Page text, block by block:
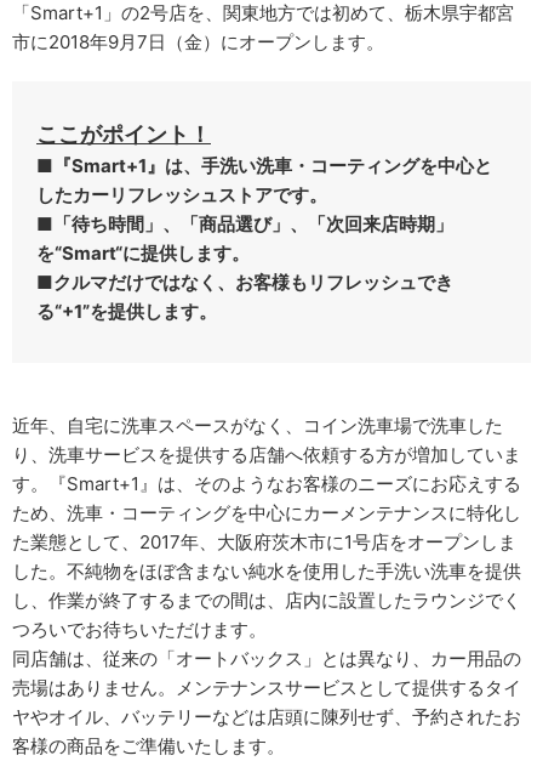
「Smart+1」の2号店を、関東地方では初めて、栃木県宇都宮
市に2018年9月7日（金）にオープンします。
ここがポイント！
■『Smart+1』は、手洗い洗車・コーティングを中心と
したカーリフレッシュストアです。
■「待ち時間」、「商品選び」、「次回来店時期」
を“Smart“に提供します。
■クルマだけではなく、お客様もリフレッシュでき
る“+1”を提供します。
近年、自宅に洗車スペースがなく、コイン洗車場で洗車した
り、洗車サービスを提供する店舗へ依頼する方が増加していま
す。『Smart+1』は、そのようなお客様のニーズにお応えする
ため、洗車・コーティングを中心にカーメンテナンスに特化し
た業態として、2017年、大阪府茨木市に1号店をオープンしま
した。不純物をほぼ含まない純水を使用した手洗い洗車を提供
し、作業が終了するまでの間は、店内に設置したラウンジでく
つろいでお待ちいただけます。
同店舗は、従来の「オートバックス」とは異なり、カー用品の
売場はありません。メンテナンスサービスとして提供するタイ
ヤやオイル、バッテリーなどは店頭に陳列せず、予約されたお
客様の商品をご準備いたします。